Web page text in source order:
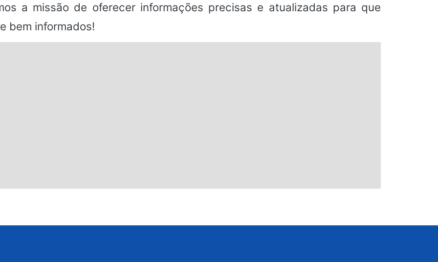
a missão de oferecer informações precisas e atualizadas para que
bem informados!